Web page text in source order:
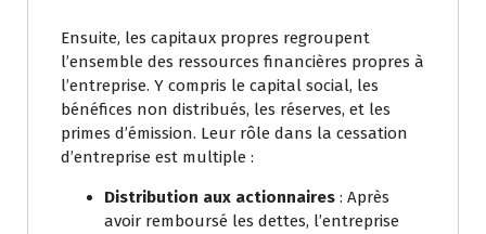
Ensuite, les capitaux propres regroupent
l’ensemble des ressources financières propres à
l’entreprise. Y compris le capital social, les
bénéfices non distribués, les réserves, et les
primes d’émission. Leur rôle dans la cessation
d’entreprise est multiple :
Distribution aux actionnaires : Après
avoir remboursé les dettes, l’entreprise